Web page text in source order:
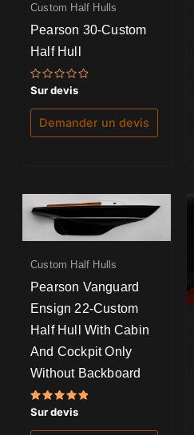
Custom Half Hulls
Pearson 30-Custom
Half Hull
Note
0
sur
Sur devis
Demander un devis
Custom Half Hulls
Pearson Vanguard
Ensign 22-Custom
Half Hull With Cabin
And Cockpit Only
Without Backboard
Note
5.00
sur 5
Sur devis